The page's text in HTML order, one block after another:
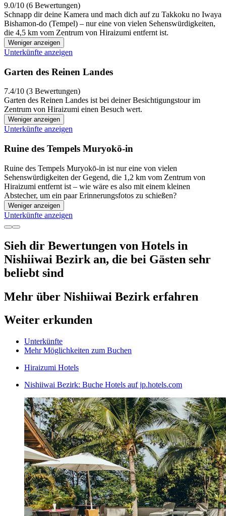
9.0/10 (6 Bewertungen)
Schnapp dir deine Kamera und mach dich auf zu Takkoku no Iwaya
Bishamon-do (Tempel) – nur eine von vielen Sehenswürdigkeiten,
die 4,5 km vom Zentrum von Hiraizumi entfernt ist.
Weniger anzeigen
Unterkünfte anzeigen
Garten des Reinen Landes
7.4/10 (3 Bewertungen)
Garten des Reinen Landes ist bei deiner Besichtigungstour im
Zentrum von Hiraizumi einen Besuch wert.
Weniger anzeigen
Unterkünfte anzeigen
Ruine des Tempels Muryokō-in
Ruine des Tempels Muryokō-in ist nur eine von vielen
Sehenswürdigkeiten der Gegend, die 1,2 km vom Zentrum von
Hiraizumi entfernt ist – wie wäre es also mit einem kleinen
Abstecher, um ein paar Erinnerungsfotos zu schießen?
Weniger anzeigen
Unterkünfte anzeigen
Sieh dir Bewertungen von Hotels in
Nishiiwai Bezirk an, die bei Gästen sehr
beliebt sind
Mehr über Nishiiwai Bezirk erfahren
Weiter erkunden
Unterkünfte
Mehr Möglichkeiten zum Buchen
Hiraizumi Hotels
Nishiiwai Bezirk: Buche Hotels auf jp.hotels.com